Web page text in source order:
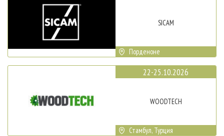
SICAM
Порденоне
22-25.10.2026
WOODTECH
Стамбул, Турция